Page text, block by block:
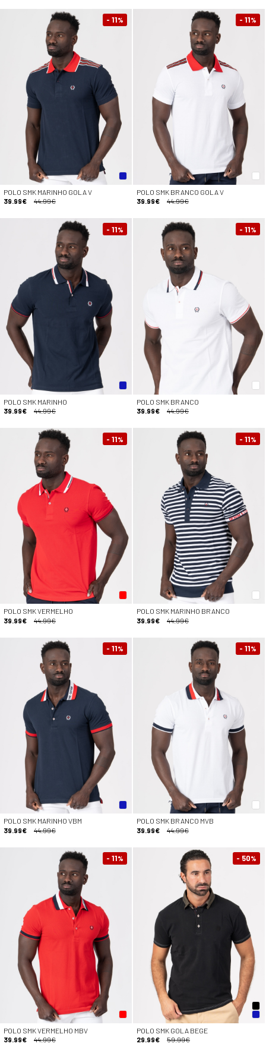
- 11%
POLO SMK MARINHO GOLA V
39.99€
44.99€
- 11%
POLO SMK BRANCO GOLA V
39.99€
44.99€
- 11%
POLO SMK MARINHO
39.99€
44.99€
- 11%
POLO SMK BRANCO
39.99€
44.99€
- 11%
POLO SMK VERMELHO
39.99€
44.99€
- 11%
POLO SMK MARINHO BRANCO
39.99€
44.99€
- 11%
POLO SMK MARINHO VBM
39.99€
44.99€
- 11%
POLO SMK BRANCO MVB
39.99€
44.99€
- 11%
POLO SMK VERMELHO MBV
39.99€
44.99€
- 50%
POLO SMK GOLA BEGE
29.99€
59.99€